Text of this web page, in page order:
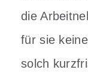
die
für sie
solch